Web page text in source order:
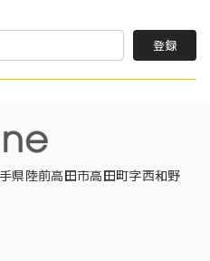
登録
県陸前高田市高田町字西和野